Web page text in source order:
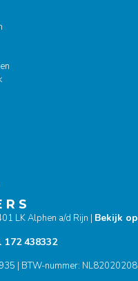
R S
LK Alphen a/d Rijn | Bekijk
172 438332
| BTW-nummer: